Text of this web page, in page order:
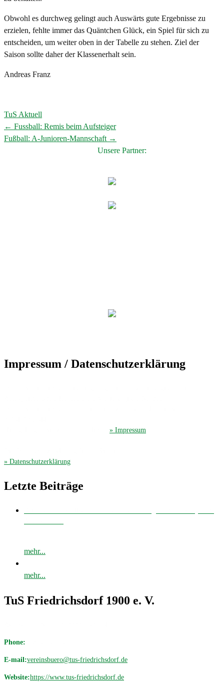
Obwohl es durchweg gelingt auch Auswärts gute Ergebnisse zu
erzielen, fehlte immer das Quäntchen Glück, ein Spiel für sich zu
entscheiden, um weiter oben in der Tabelle zu stehen. Ziel der
Saison sollte daher der Klassenerhalt sein.
Andreas Franz
TuS Aktuell
Post
← Fussball: Remis beim Aufsteiger
Fußball: A-Junioren-Mannschaft →
Unsere Partner:
Impressum / Datenschutzerklärung
» Impressum
» Datenschutzerklärung
Letzte Beiträge
mehr...
mehr...
TuS Friedrichsdorf 1900 e. V.
Phone:
E-mail:vereinsbuero@tus-friedrichsdorf.de
Website:https://www.tus-friedrichsdorf.de